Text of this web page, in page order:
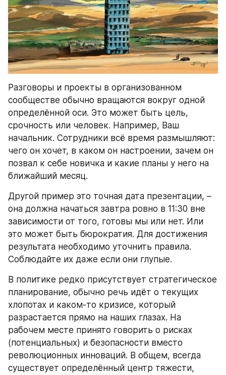
Разговоры и проекты в организованном
сообществе обычно вращаются вокруг одной
определённой оси. Это может быть цель,
срочность или человек. Например, Ваш
начальник. Сотрудники всё время размышляют:
чего он хочет, в каком он настроении, зачем он
позвал к себе новичка и какие планы у него на
ближайший месяц.
Другой пример это точная дата презентации, –
она должна начаться завтра ровно в 11:30 вне
зависимости от того, готовы мы или нет. Или
это может быть бюрократия. Для достижения
результата необходимо уточнить правила.
Соблюдайте их даже если они глупые.
В политике редко присутствует стратегическое
планирование, обычно речь идёт о текущих
хлопотах и каком-то кризисе, который
разрастается прямо на наших глазах. На
рабочем месте принято говорить о рисках
(потенциальных) и безопасности вместо
революционных инноваций. В общем, всегда
существует определённый центр тяжести,